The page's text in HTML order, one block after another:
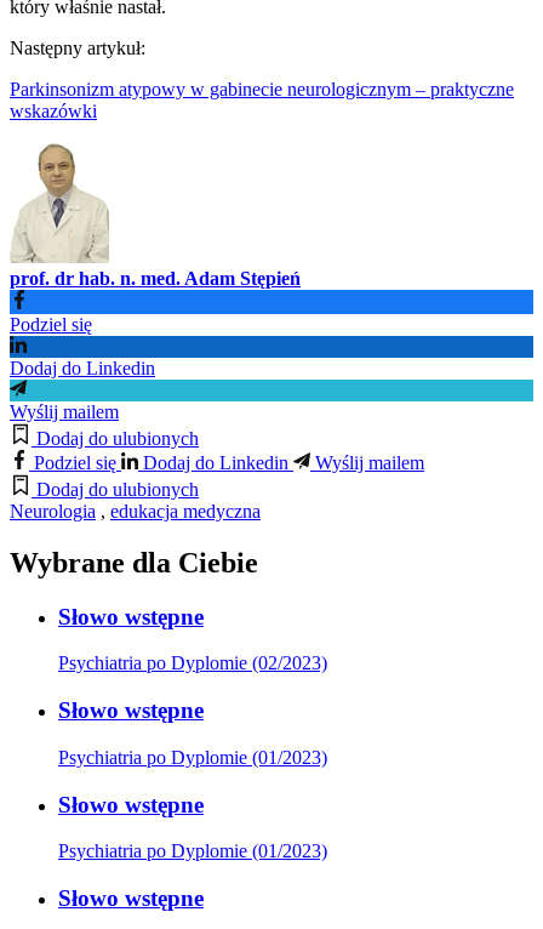
który właśnie nastał.
Następny artykuł:
Parkinsonizm atypowy w gabinecie neurologicznym – praktyczne
wskazówki
prof. dr hab. n. med. Adam Stępień
Podziel się
Dodaj do Linkedin
Wyślij mailem
Dodaj do ulubionych
Podziel się
Dodaj do Linkedin
Wyślij mailem
Dodaj do ulubionych
Neurologia , edukacja medyczna
Wybrane dla Ciebie
Słowo wstępne
Psychiatria po Dyplomie (02/2023)
Słowo wstępne
Psychiatria po Dyplomie (01/2023)
Słowo wstępne
Psychiatria po Dyplomie (01/2023)
Słowo wstępne